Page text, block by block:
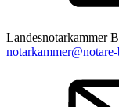
Landesnotarkammer